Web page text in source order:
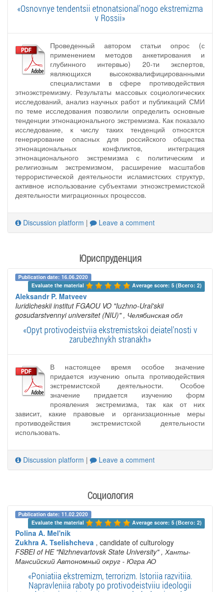
«Osnovnye tendentsii etnonatsional'nogo ekstremizma
v Rossii»
Проведенный автором статьи опрос (с
применением методов анкетирования и
глубинного интервью) 20-ти экспертов,
являющихся высококвалифицированными
специалистами в сфере противодействия
этноэкстремизму. Результаты массовых социологических
исследований, анализ научных работ и публикаций СМИ
по теме исследования позволили определить основные
тенденции этнонационального экстремизма. Как показало
исследование, к числу таких тенденций относятся
генерирование опасных для российского общества
этнонациональных конфликтов, интеграция
этнонационального экстремизма с политическим и
религиозным экстремизмом, расширение масштабов
террористической деятельности исламистских структур,
активное использование субъектами этноэкстремистской
деятельности миграционных процессов.
Discussion platform | Leave a comment
Юриспруденция
Publication date: 16.06.2020
Evaluate the material
Average score: 5 (Всего: 2)
Aleksandr P. Matveev
Iuridicheskii institut FGAOU VO "Iuzhno-Ural'skii
gosudarstvennyi universitet (NIU)" , Челябинская обл
«Opyt protivodeistviia ekstremistskoi deiatel'nosti v
zarubezhnykh stranakh»
В настоящее время особое значение
придается изучению опыта противодействия
экстремистской деятельности. Особое
значение придается изучению форм
проявления экстремизма, так как от них
зависит, какие правовые и организационные меры
противодействия экстремистской деятельности
использовать.
Discussion platform | Leave a comment
Социология
Publication date: 11.02.2020
Evaluate the material
Average score: 5 (Всего: 2)
Polina A. Mel'nik
Zukhra A. Tselishcheva , candidate of culturology
FSBEI of HE "Nizhnevartovsk State University" , Ханты-
Мансийский Автономный округ - Югра АО
«Poniatiia ekstremizm, terrorizm. Istoriia razvitiia.
Napravleniia raboty po protivodeistviiu ideologii